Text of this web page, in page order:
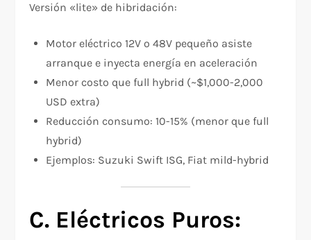
Versión «lite» de hibridación:
Motor eléctrico 12V o 48V pequeño asiste
arranque e inyecta energía en aceleración
Menor costo que full hybrid (~$1,000-2,000
USD extra)
Reducción consumo: 10-15% (menor que full
hybrid)
Ejemplos: Suzuki Swift ISG, Fiat mild-hybrid
C. Eléctricos Puros: